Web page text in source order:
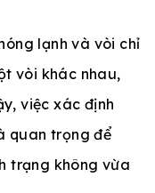
lạnh và vòi chỉ
vòi khác nhau,
việc xác định
quan trọng để
trạng không vừa